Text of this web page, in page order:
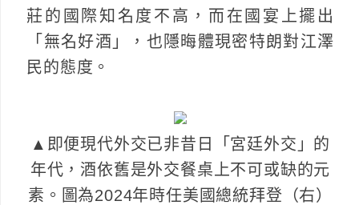
莊的國際知名度不高，而在國宴上擺出
「無名好酒」，也隱晦體現密特朗對江澤
民的態度。
▲即便現代外交已非昔日「宮廷外交」的
年代，酒依舊是外交餐桌上不可或缺的元
素。圖為2024年時任美國總統拜登（右）